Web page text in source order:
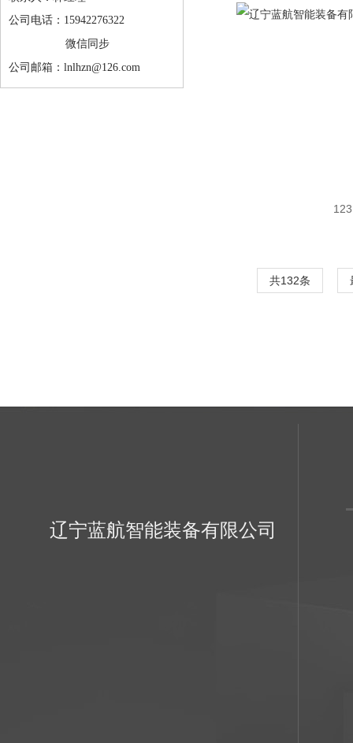
公司电话：15942276322
微信同步
公司邮箱：lnlhzn@126.com
123
共132条
辽宁蓝航智能装备有限公司